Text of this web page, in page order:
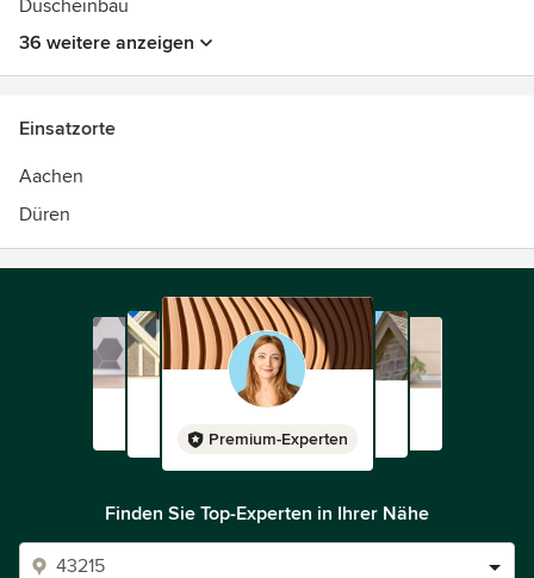
Duscheinbau
36 weitere anzeigen
Einsatzorte
Aachen
Düren
Premium-Experten
Finden Sie Top-Experten in Ihrer Nähe